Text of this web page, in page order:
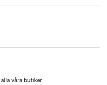
våra butiker